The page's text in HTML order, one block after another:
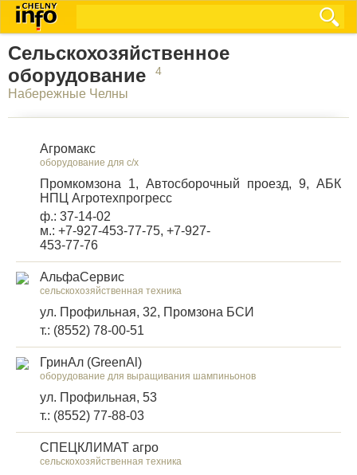
Сельскохозяйственное
оборудование
4
Набережные Челны
Агромакс
оборудование для с/х
Промкомзона 1, Автосборочный проезд, 9, АБК
НПЦ Агротехпрогресс
ф.: 37-14-02
м.: +7-927-453-77-75, +7-927-
453-77-76
АльфаСервис
сельскохозяйственная техника
ул. Профильная, 32, Промзона БСИ
т.: (8552) 78-00-51
ГринАл (GreenAl)
оборудование для выращивания шампиньонов
ул. Профильная, 53
т.: (8552) 77-88-03
СПЕЦКЛИМАТ агро
сельскохозяйственная техника